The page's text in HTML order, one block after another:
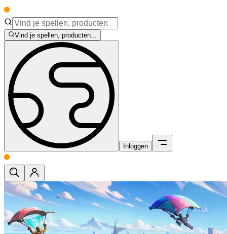
Vind je spellen, producten...
Inloggen